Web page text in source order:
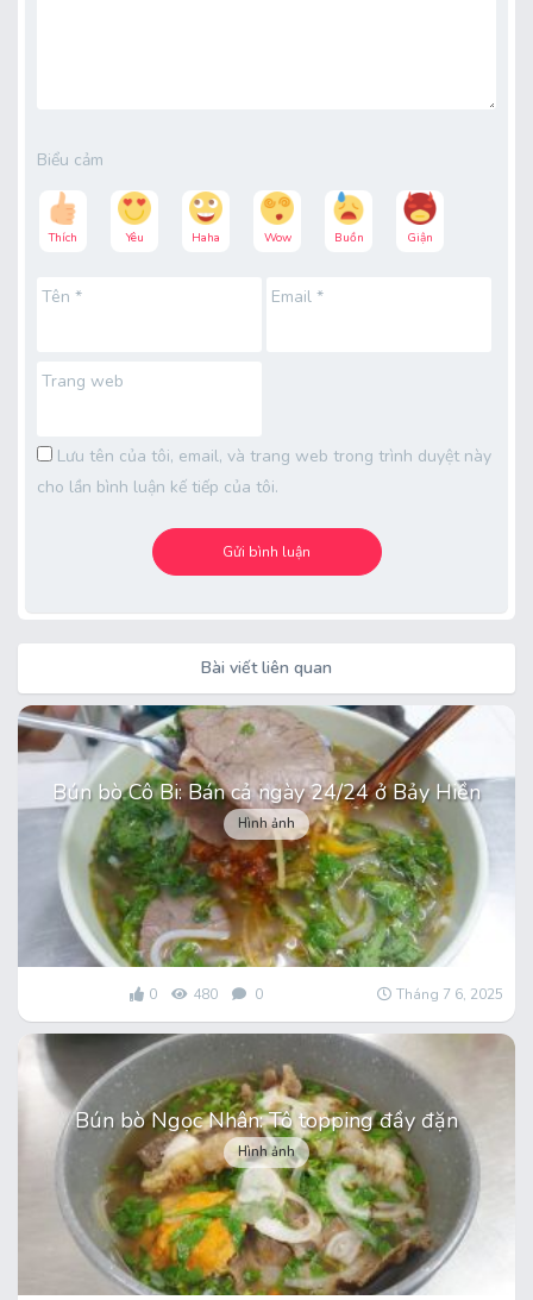
Biểu cảm
Thích Yêu Haha Wow Buồn Giận
Tên * Email*
Trang web
Lưu tên của tôi, email, và trang web trong trình duyệt này
cho lần bình luận kế tiếp của tôi.
Bài viết liên quan
Bún bò Cô Bi: Bán cả ngày 24/24 ở Bảy Hiền
Hình ảnh
0 480 0 Tháng 7 6, 2025
Bún bò Ngọc Nhân: Tô topping đầy đặn
Hình ảnh